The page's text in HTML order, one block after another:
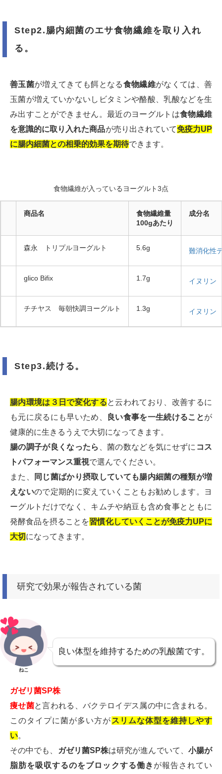
Step2.腸内細菌のエサ食物繊維を取り入れ
る。
善玉菌が増えてきても餌となる食物繊維がなくては、善
玉菌が増えていかないしビタミンや酪酸、乳酸などを生
み出すことができません。最近のヨーグルトは食物繊維
を意識的に取り入れた商品が売り出されていて免疫力UP
に腸内細菌との相乗的効果を期待できます。
食物繊維が入っているヨーグルト3点
商品名
食物繊維量
100gあたり
成分名
森永 トリプルヨーグルト 5.6g 難消化性
glico Bifix 1.7g イヌリン
チチヤス 毎朝快調ヨーグルト 1.3g イヌリン
Step3.続ける。
腸内環境は３日で変化すると云われており、改善するに
も元に戻るにも早いため、
良い食事を一生続けることが
健康的に生きるうえで大切になってきます。
腸の調子が良くなったら
、菌の数などを気にせずに コス
トパフォーマンス重視で選んでください。
また、
同じ菌ばかり摂取していても腸内細菌の種類が増
えないので定期的に変えていくこともお勧めします。ヨ
ーグルトだけでなく、キムチや納豆も含め食事とともに
発酵食品を摂ることを習慣化していくことが免疫力UPに
大切 になってきます。
研究で効果が報告されている菌
ねこ
良い体型を維持するための乳酸菌です。
ガゼリ菌SP株
痩せ菌と言われる、バクテロイデス属の中に含まれる。
このタイプに菌が多い方が スリムな体型を維持しやす
い。
その中でも、
ガゼリ菌SP株は研究が進んでいて、 小腸が
脂肪を吸収するのをブロックする働き が報告されてい